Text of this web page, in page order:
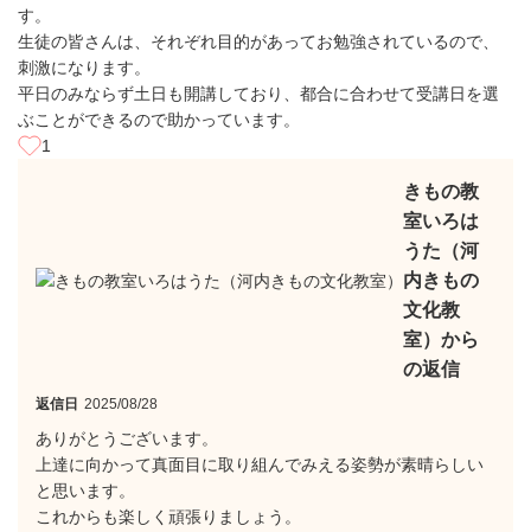
す。
生徒の皆さんは、それぞれ目的があってお勉強されているので、
刺激になります。
平日のみならず土日も開講しており、都合に合わせて受講日を選
ぶことができるので助かっています。
1
きもの教
室いろは
うた（河
内きもの
文化教
室）から
の返信
返信日 2025/08/28
ありがとうございます。
上達に向かって真面目に取り組んでみえる姿勢が素晴らしい
と思います。
これからも楽しく頑張りましょう。